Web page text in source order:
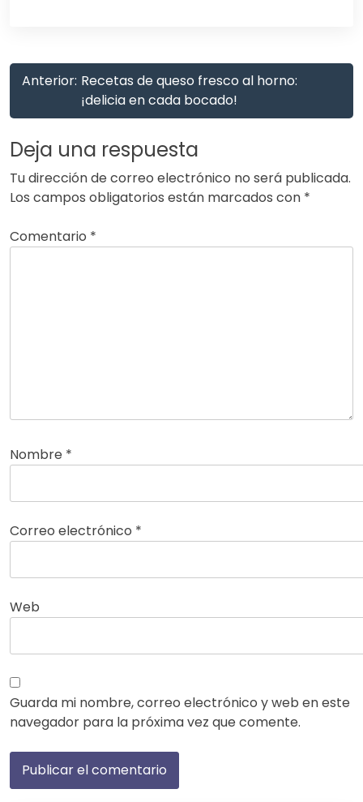
Anterior: Recetas de queso fresco al horno:
¡delicia en cada bocado!
Deja una respuesta
Tu dirección de correo electrónico no será publicada.
Los campos obligatorios están marcados con *
Comentario *
Nombre *
Correo electrónico *
Web
Guarda mi nombre, correo electrónico y web en este
navegador para la próxima vez que comente.